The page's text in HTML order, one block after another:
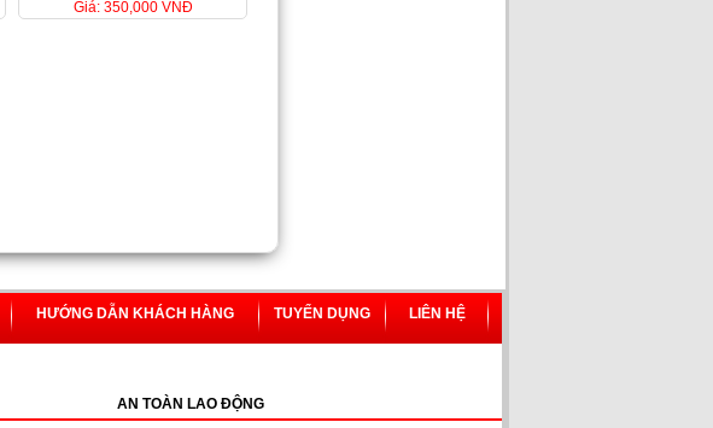
Giá: 350,000 VNĐ
HƯỚNG DẪN KHÁCH HÀNG TUYỂN DỤNG LIÊN HỆ
AN TOÀN LAO ĐỘNG